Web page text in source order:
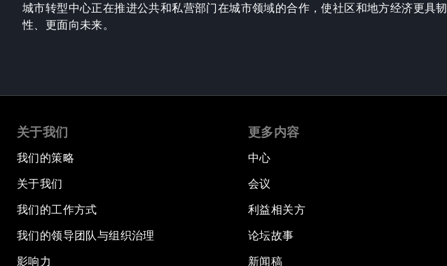
城市转型中心正在推进公共和私营部门在城市领域的合作，使社区和地方经济更具韧
性、更面向未来。
关于我们
我们的策略
关于我们
我们的工作方式
我们的领导团队与组织治理
影响力
更多内容
中心
会议
利益相关方
论坛故事
新闻稿